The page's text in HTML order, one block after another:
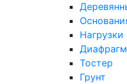
Нагрузки
Тостер
Грунт